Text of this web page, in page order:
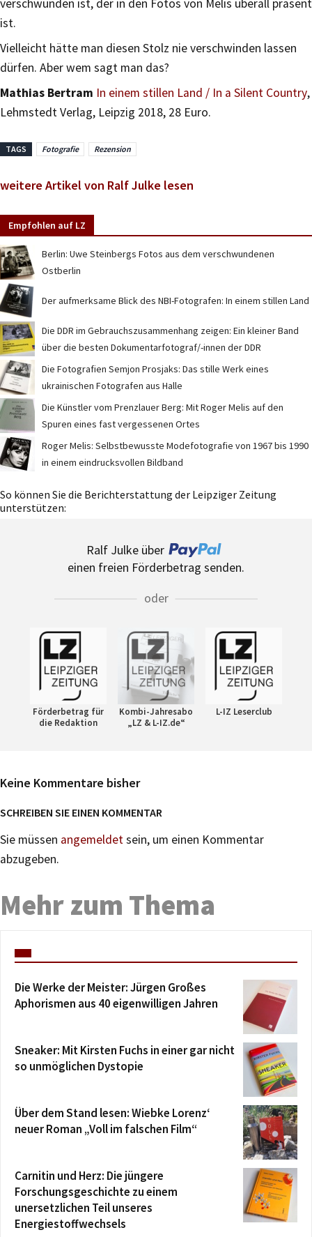
verschwunden ist, der in den Fotos von Melis überall präsent
ist.
Vielleicht hätte man diesen Stolz nie verschwinden lassen
dürfen. Aber wem sagt man das?
Mathias Bertram In einem stillen Land / In a Silent Country,
Lehmstedt Verlag, Leipzig 2018, 28 Euro.
TAGS Fotografie Rezension
weitere Artikel von Ralf Julke lesen
Empfohlen auf LZ
Berlin: Uwe Steinbergs Fotos aus dem verschwundenen
Ostberlin
Der aufmerksame Blick des NBI-Fotografen: In einem stillen Land
Die DDR im Gebrauchszusammenhang zeigen: Ein kleiner Band
über die besten Dokumentarfotograf/-innen der DDR
Die Fotografien Semjon Prosjaks: Das stille Werk eines
ukrainischen Fotografen aus Halle
Die Künstler vom Prenzlauer Berg: Mit Roger Melis auf den
Spuren eines fast vergessenen Ortes
Roger Melis: Selbstbewusste Modefotografie von 1967 bis 1990
in einem eindrucksvollen Bildband
So können Sie die Berichterstattung der Leipziger Zeitung
unterstützen:
Ralf Julke über
einen freien Förderbetrag senden.
oder
Förderbetrag für
die Redaktion
Kombi-Jahresabo
„LZ & L-IZ.de“
L-IZ Leserclub
Keine Kommentare bisher
SCHREIBEN SIE EINEN KOMMENTAR
Sie müssen angemeldetsein, um einen Kommentar
abzugeben.
Mehr zum Thema
Die Werke der Meister: Jürgen Großes
Aphorismen aus 40 eigenwilligen Jahren
Sneaker: Mit Kirsten Fuchs in einer gar nicht
so unmöglichen Dystopie
Über dem Stand lesen: Wiebke Lorenz‘
neuer Roman „Voll im falschen Film“
Carnitin und Herz: Die jüngere
Forschungsgeschichte zu einem
unersetzlichen Teil unseres
Energiestoffwechsels